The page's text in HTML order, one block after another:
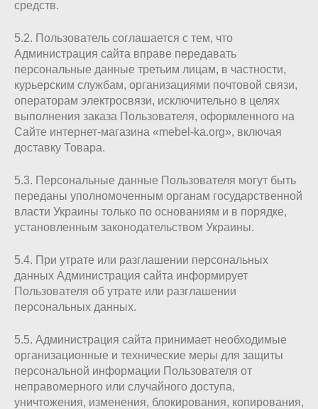
средств.
5.2. Пользователь соглашается с тем, что
Администрация сайта вправе передавать
персональные данные третьим лицам, в частности,
курьерским службам, организациями почтовой связи,
операторам электросвязи, исключительно в целях
выполнения заказа Пользователя, оформленного на
Сайте интернет-магазина «mebel-ka.org», включая
доставку Товара.
5.3. Персональные данные Пользователя могут быть
переданы уполномоченным органам государственной
власти Украины только по основаниям и в порядке,
установленным законодательством Украины.
5.4. При утрате или разглашении персональных
данных Администрация сайта информирует
Пользователя об утрате или разглашении
персональных данных.
5.5. Администрация сайта принимает необходимые
организационные и технические меры для защиты
персональной информации Пользователя от
неправомерного или случайного доступа,
уничтожения, изменения, блокирования, копирования,